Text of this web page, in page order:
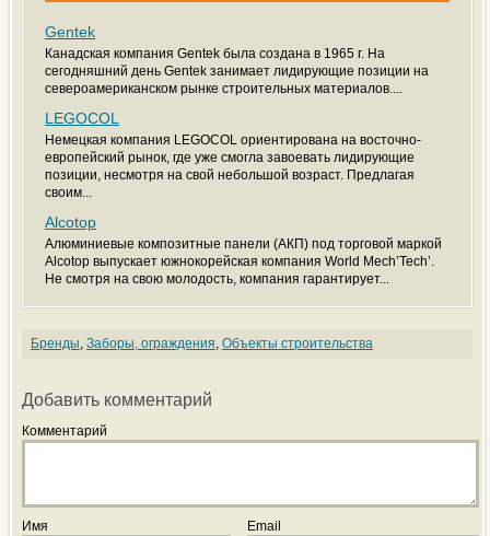
Gentek
Канадская компания Gentek была создана в 1965 г. На
сегодняшний день Gentek занимает лидирующие позиции на
североамериканском рынке строительных материалов....
LEGOCOL
Немецкая компания LEGOCOL ориентирована на восточно-
европейский рынок, где уже смогла завоевать лидирующие
позиции, несмотря на свой небольшой возраст. Предлагая
своим...
Alcotop
Алюминиевые композитные панели (АКП) под торговой маркой
Alcotop выпускает южнокорейская компания World Mech’Tech’.
Не смотря на свою молодость, компания гарантирует...
Бренды, Заборы, ограждения, Объекты строительства
Добавить комментарий
Комментарий
Имя Email